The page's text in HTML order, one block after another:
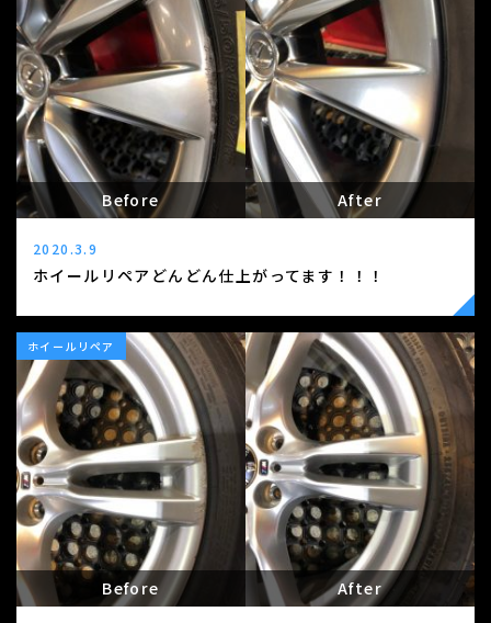
Before After
2020.3.9
ホイールリペアどんどん仕上がってます！！！
ホイールリペア
Before After